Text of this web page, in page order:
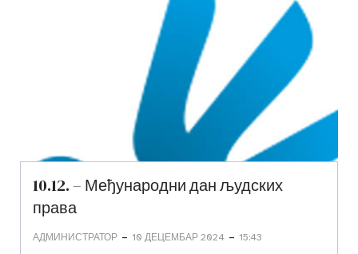
10.12. – Међународни дан људских
права
АДМИНИСТРАТОР - 10 ДЕЦЕМБАР 2024 - 15:43